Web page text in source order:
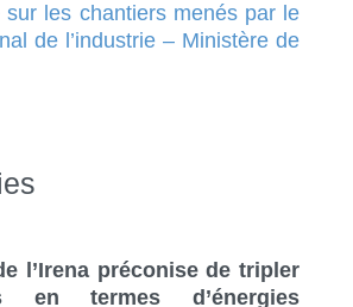
sur les chantiers menés par le
de l’industrie – Ministère de
l’Irena préconise de tripler
en termes d’énergies